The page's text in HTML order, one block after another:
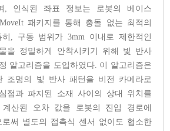
, 인식된 좌표 정보는 로봇의 베이스
패키지를 통해 충돌 없는 최적의
, 구동 범위가 3mm 이내로 제한적인
을 정밀하게 안착시키기 위해 빛 반사
알고리즘을 도입하였다. 이 알고리즘은
조명의 빛 반사 패턴을 비전 카메라로
점과 파지된 소재 사이의 상대 위치를
계산된 오차 값을 로봇의 진입 경로에
로써 별도의 접촉식 센서 없이도 협소한